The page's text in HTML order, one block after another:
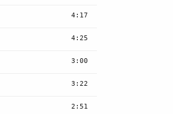
4:17
4:25
3:00
3:22
2:51